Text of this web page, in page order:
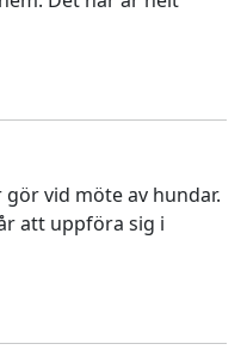
vid möte av hundar.
att uppföra sig i